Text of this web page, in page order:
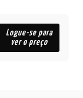
Logue-se para
ver o preço